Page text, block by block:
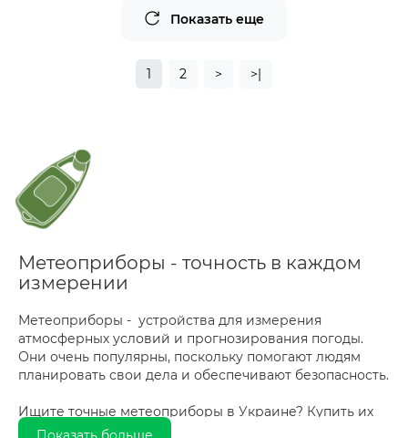
Показать еще
1 2 > >|
Метеоприборы - точность в каждом
измерении
Метеоприборы - устройства для измерения
атмосферных условий и прогнозирования погоды.
Они очень популярны, поскольку помогают людям
планировать свои дела и обеспечивают безопасность.
Ищите точные метеоприборы в Украине? Купить их
онлайн не проблема. Вы можете недорого